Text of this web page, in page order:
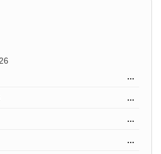
...
...
...
...